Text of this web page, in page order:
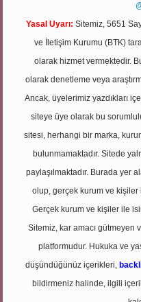
Yasal Uyarı: Sitemiz, 5651
ve İletişim Kurumu (BTK)
olarak hizmet vermektedir.
olarak denetleme veya
Ancak, üyelerimiz yazdıkları
siteye üye olarak bu
sitesi, herhangi bir marka,
bulunmamaktadır. Sitede
paylaşılmaktadır. Burada yer
olup, gerçek kurum ve kişiler
Gerçek kurum ve kişiler ile
Sitemiz, kar amacı gütmeyen
platformudur. Hukuka ve
düşündüğünüz içerikleri,
bildirmeniz halinde, ilgili